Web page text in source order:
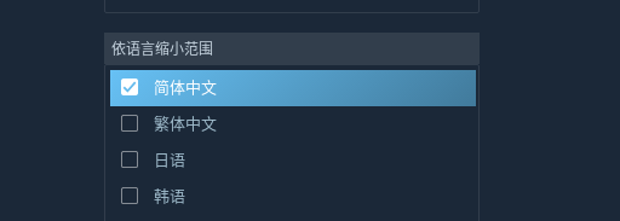
依语言缩小范围
简体中文
繁体中文
日语
韩语